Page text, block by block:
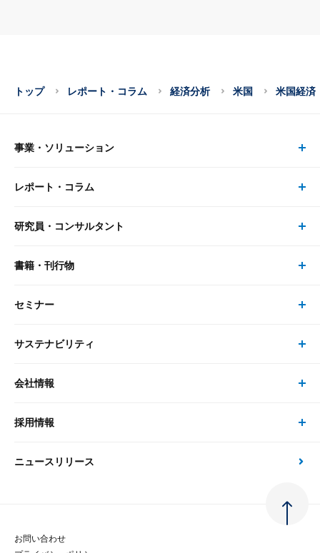
トップ レポート・コラム 経済分析 米国 米国経済
事業・ソリューション
事業・ソリューション トップ
リサーチ
大和総研の強み
先端テクノロジーに基づく新たな価値の創出
レポート・コラム
レポート・コラム トップ
最新のレポート・コラム
政策分析
金融経済教育等
研究員・コンサルタント
研究員・コンサルタント トップ
研究員
書籍・刊行物
書籍・刊行物 トップ
書籍
セミナー
セミナー トップ
現在受付中のセミナー・イベント
サステナビリティ
サステナビリティの取り組み
次世代社会への貢献
会社情報
会社情報 トップ
会社概要・役員一覧
採用情報
採用情報 トップ
ニュースリリース
お問い合わせ